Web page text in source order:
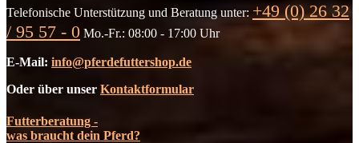
Telefonische Unterstützung und Beratung unter: +49 (0) 26 32
/ 95 57 - 0 Mo.-Fr.: 08:00 - 17:00 Uhr
E-Mail: info@pferdefuttershop.de
Oder über unser Kontaktformular
Futterberatung -
was braucht dein Pferd?